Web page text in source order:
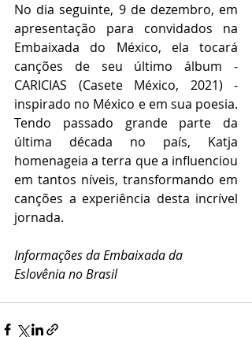
No dia seguinte, 9 de dezembro, em
apresentação para convidados na
Embaixada do México, ela tocará
canções de seu último álbum -
CARICIAS (Casete México, 2021) -
inspirado no México e em sua poesia.
Tendo passado grande parte da
última década no país, Katja
homenageia a terra que a influenciou
em tantos níveis, transformando em
canções a experiência desta incrível
jornada.
Informações da Embaixada da
Eslovênia no Brasil